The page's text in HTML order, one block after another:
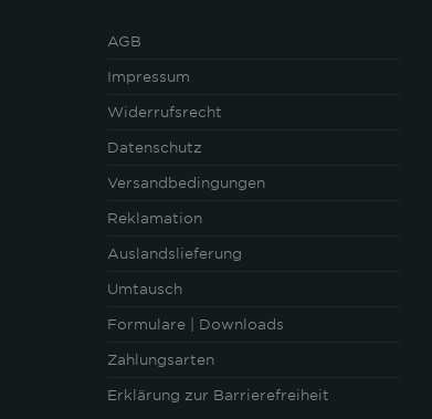
AGB
Impressum
Widerrufsrecht
Datenschutz
Versandbedingungen
Reklamation
Auslandslieferung
Umtausch
Formulare | Downloads
Zahlungsarten
Erklärung zur Barrierefreiheit